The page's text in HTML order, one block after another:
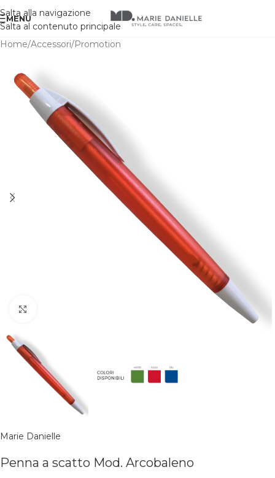
Salta alla navigazione
Salta al contenuto principale
MENU
Home/Accessori/Promotion
Marie Danielle
Penna a scatto Mod. Arcobaleno